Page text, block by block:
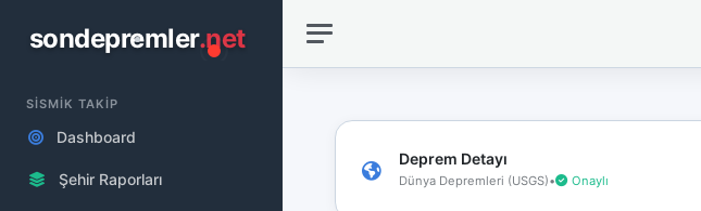
sondepremler.net
SİSMİK TAKİP
Dashboard
Şehir Raporları
Deprem Detayı
Dünya Depremleri (USGS)• Onaylı
bağlantınız